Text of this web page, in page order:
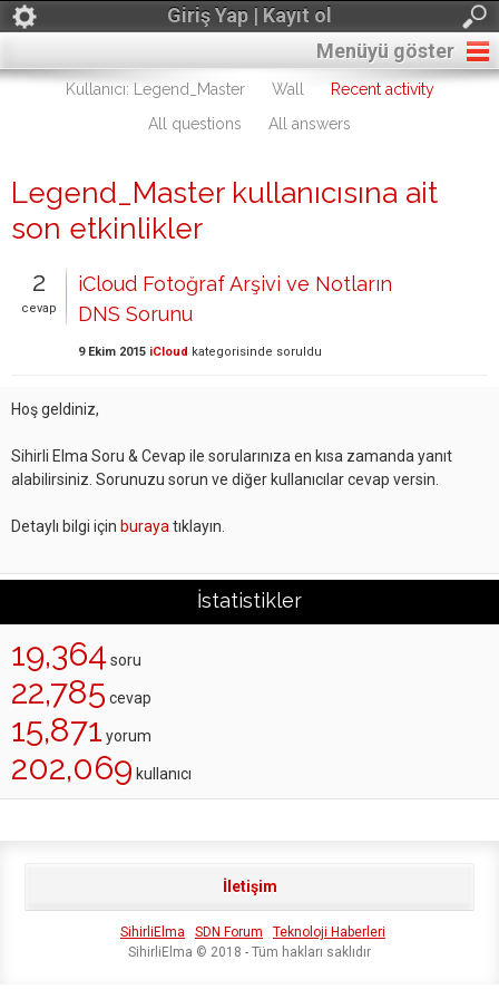
Giriş Yap | Kayıt ol
Menüyü göster
Kullanıcı: Legend_Master Wall
Recent activity
All questions
All answers
Legend_Master kullanıcısına ait
son etkinlikler
2
cevap
iCloud Fotoğraf Arşivi ve Notların
DNS Sorunu
9 Ekim 2015 iCloud kategorisinde soruldu
Hoş geldiniz,
Sihirli Elma Soru & Cevap ile sorularınıza en kısa zamanda yanıt
alabilirsiniz. Sorunuzu sorun ve diğer kullanıcılar cevap versin.
Detaylı bilgi için buraya tıklayın.
İstatistikler
19,364 soru
22,785 cevap
15,871 yorum
202,069 kullanıcı
İletişim
SihirliElma SDN Forum
Teknoloji Haberleri
SihirliElma © 2018 - Tüm hakları saklıdır